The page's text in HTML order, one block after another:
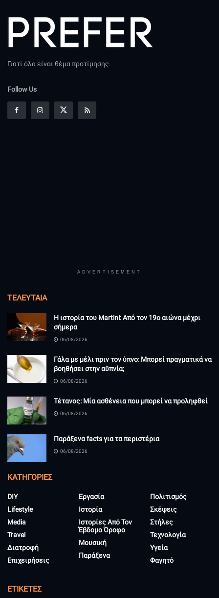
Γιατί όλα είναι θέμα προτίμησης.
Follow Us
ADVERTISEMENT
ΤΕΛΕΥΤΑΊΑ
Η ιστορία του Martini: Από τον 19ο αιώνα μέχρι
σήμερα
06/08/2026
Γάλα με μέλι πριν τον ύπνο: Μπορεί πραγματικά να
βοηθήσει στην αϋπνία;
06/08/2026
Τέτανος: Μία ασθένεια που μπορεί να προληφθεί
06/08/2026
Παράξενα facts για τα περιστέρια
06/08/2026
KΑΤΗΓΟΡΊΕΣ
DIY
Lifestyle
Media
Travel
Διατροφή
Επιχειρήσεις
Εργασία
Ιστορία
Ιστορίες Από Τον
Έβδομο Όροφο
Μουσική
Παράξενα
Πολιτισμός
Σκέψεις
Στήλες
Τεχνολογία
Υγεία
Φαγητό
ΕΤΙΚΈΤΕΣ